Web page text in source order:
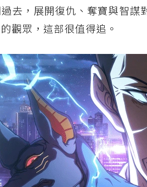
幼女戰記 2》：軍事奇幻續作回歸，
相反的你和我 第二季》：青春戀愛續
文豪野犬 汪！第二季》：人氣角色
無用聖女的異世界美食之旅 憑藉隱
《尼古喵喵》：黑色幽默喜劇，貓系
《與奔馳於透明之夜的你，談一場看
《澈底對你成癮》：BL話題作登場，
去，展開復仇、奪寶與智
觀眾，這部很值得追。